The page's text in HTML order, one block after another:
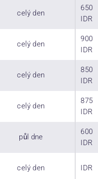
celý den
650
IDR
celý den
900
IDR
celý den
850
IDR
celý den
875
IDR
půl dne
600
IDR
celý den IDR